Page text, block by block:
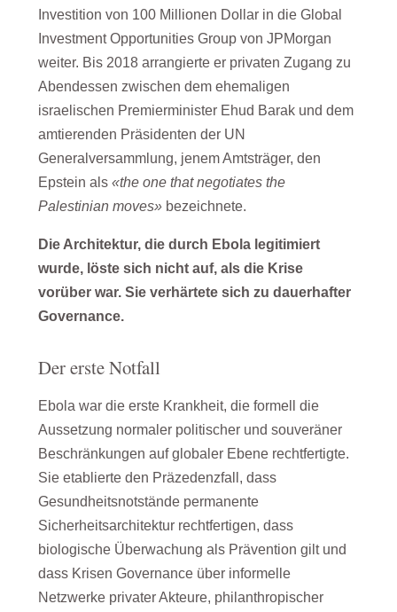
Investition von 100 Millionen Dollar in die Global
Investment Opportunities Group von JPMorgan
weiter. Bis 2018 arrangierte er privaten Zugang zu
Abendessen zwischen dem ehemaligen
israelischen Premierminister Ehud Barak und dem
amtierenden Präsidenten der UN
Generalversammlung, jenem Amtsträger, den
Epstein als «the one that negotiates the
Palestinian moves»bezeichnete.
Die Architektur, die durch Ebola legitimiert
wurde, löste sich nicht auf, als die Krise
vorüber war. Sie verhärtete sich zu dauerhafter
Governance.
Der erste Notfall
Ebola war die erste Krankheit, die formell die
Aussetzung normaler politischer und souveräner
Beschränkungen auf globaler Ebene rechtfertigte.
Sie etablierte den Präzedenzfall, dass
Gesundheitsnotstände permanente
Sicherheitsarchitektur rechtfertigen, dass
biologische Überwachung als Prävention gilt und
dass Krisen Governance über informelle
Netzwerke privater Akteure, philanthropischer